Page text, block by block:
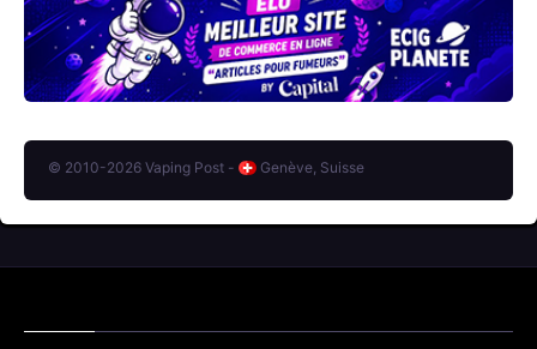
© 2010-2026 Vaping Post - Genève, Suisse